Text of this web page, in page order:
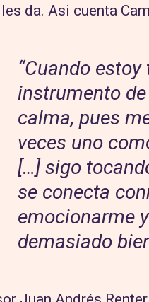
da. Asi cuenta
“Cuando
instrumento
calma, pues
veces uno
[…] sigo
se conecta
emocionarme
demasiado